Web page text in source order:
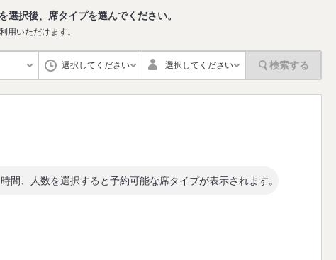
選択後、席タイプを選んでください。
用いただけます。
選択してください 選択してください 検索する
間、人数を選択すると予約可能な席タイプが表示されます。